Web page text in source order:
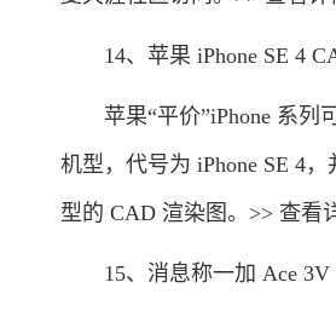
14、苹果 iPhone SE 4
苹果“平价”iPhone 系列可
机型，代号为 iPhone SE 4
型的 CAD 渲染图。>> 查看
15、消息称一加 Ace 3V